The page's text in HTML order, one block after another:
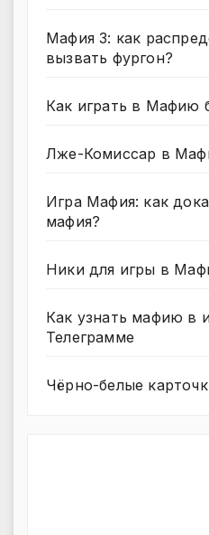
Мафия 3: как
вызвать фургон?
Как играть в Мафию
Лже-Комиссар в
Игра Мафия: как
мафия?
Ники для игры в
Как узнать мафию в
Телеграмме
Чёрно-белые